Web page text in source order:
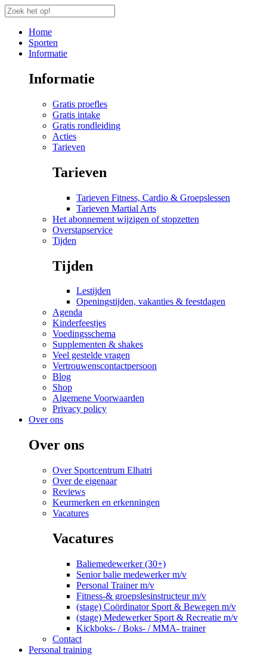
Home
Sporten
Informatie
Informatie
Gratis proefles
Gratis intake
Gratis rondleiding
Acties
Tarieven
Tarieven
Tarieven Fitness, Cardio & Groepslessen
Tarieven Martial Arts
Het abonnement wijzigen of stopzetten
Overstapservice
Tijden
Tijden
Lestijden
Openingstijden, vakanties & feestdagen
Agenda
Kinderfeestjes
Voedingsschema
Supplementen & shakes
Veel gestelde vragen
Vertrouwenscontactpersoon
Blog
Shop
Algemene Voorwaarden
Privacy policy
Over ons
Over ons
Over Sportcentrum Elhatri
Over de eigenaar
Reviews
Keurmerken en erkenningen
Vacatures
Vacatures
Baliemedewerker (30+)
Senior balie medewerker m/v
Personal Trainer m/v
Fitness-& groepslesinstructeur m/v
(stage) Coördinator Sport & Bewegen m/v
(stage) Medewerker Sport & Recreatie m/v
Kickboks- / Boks- / MMA- trainer
Contact
Personal training